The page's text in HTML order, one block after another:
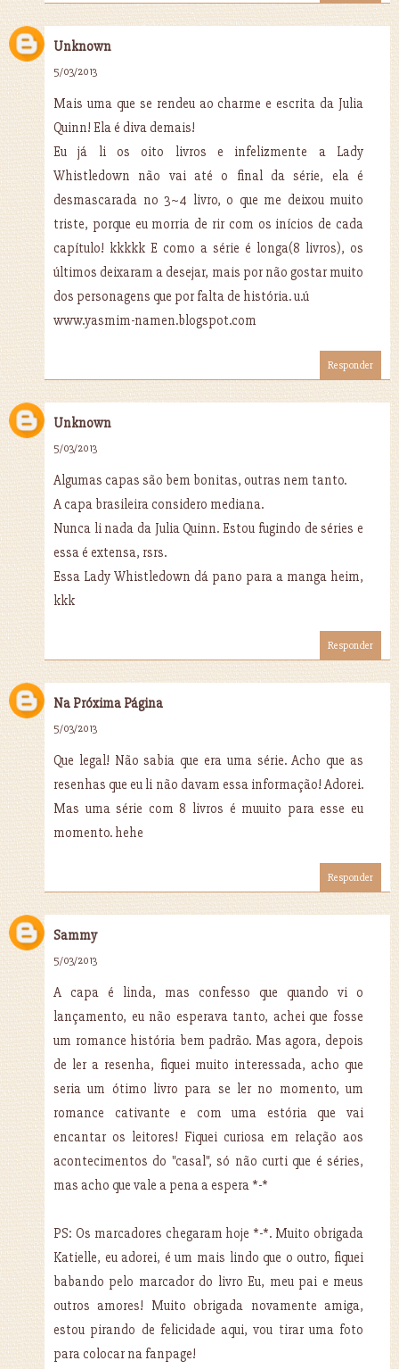
Unknown
5/03/2013
Mais uma que se rendeu ao charme e escrita da Julia
Quinn! Ela é diva demais!
Eu já li os oito livros e infelizmente a Lady
Whistledown não vai até o final da série, ela é
desmascarada no 3~4 livro, o que me deixou muito
triste, porque eu morria de rir com os inícios de cada
capítulo! kkkkk E como a série é longa(8 livros), os
últimos deixaram a desejar, mais por não gostar muito
dos personagens que por falta de história. u.ú
www.yasmim-namen.blogspot.com
Responder
Unknown
5/03/2013
Algumas capas são bem bonitas, outras nem tanto.
A capa brasileira considero mediana.
Nunca li nada da Julia Quinn. Estou fugindo de séries e
essa é extensa, rsrs.
Essa Lady Whistledown dá pano para a manga heim,
kkk
Responder
Na Próxima Página
5/03/2013
Que legal! Não sabia que era uma série. Acho que as
resenhas que eu li não davam essa informação! Adorei.
Mas uma série com 8 livros é muuito para esse eu
momento. hehe
Responder
Sammy
5/03/2013
A capa é linda, mas confesso que quando vi o
lançamento, eu não esperava tanto, achei que fosse
um romance história bem padrão. Mas agora, depois
de ler a resenha, fiquei muito interessada, acho que
seria um ótimo livro para se ler no momento, um
romance cativante e com uma estória que vai
encantar os leitores! Fiquei curiosa em relação aos
acontecimentos do "casal", só não curti que é séries,
mas acho que vale a pena a espera *-*
PS: Os marcadores chegaram hoje *-*. Muito obrigada
Katielle, eu adorei, é um mais lindo que o outro, fiquei
babando pelo marcador do livro Eu, meu pai e meus
outros amores! Muito obrigada novamente amiga,
estou pirando de felicidade aqui, vou tirar uma foto
para colocar na fanpage!